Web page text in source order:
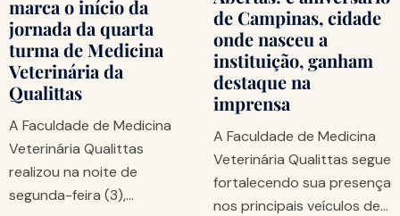
marca o início da
jornada da quarta
turma de Medicina
Veterinária da
Qualittas
A Faculdade de Medicina
Veterinária Qualittas
realizou na noite de
segunda-feira (3),…
de Campinas, cidade
onde nasceu a
instituição, ganham
destaque na
imprensa
A Faculdade de Medicina
Veterinária Qualittas segue
fortalecendo sua presença
nos principais veículos de…